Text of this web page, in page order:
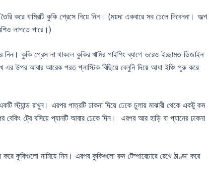
করে খামিরটি কুকি প্রেসে নিয়ে নিন। (ময়দা একবারে সব ঢেলে দিবেননা। অল্প
লাগতে পারে।)
কুকি প্রেস না থাকলে কুকির খামির পাইপিং ব্যাগে ভরেও ইচ্ছামত ডিজাইন
এর উপর আবার আরেক পরত প্লাস্টিক বিছিয়ে বেলুনি দিয়ে আধা ইঞ্চি পুরু করে
স্ট্যান্ড রাখুন। এরপর পাত্রটি ঢাকনা দিয়ে ঢেকে চুলায় মাঝারী থেকে একটু কম
ট্রে বসিয়ে প্যানটি আবার ঢেকে দিন। এরপর আর হাড়ি বা প্যানের ঢাকনা
কুকিগুলো নামিয়ে নিন। এরপর কুকিগুলো রুম টেম্পারেচারে রেখে ঠাণ্ডা করে